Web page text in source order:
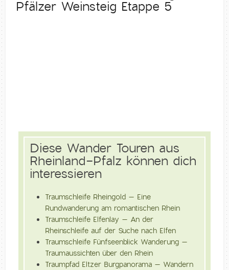
Pfälzer Weinsteig Etappe 5
Diese Wander Touren aus
Rheinland-Pfalz können dich
interessieren
Traumschleife Rheingold – Eine
Rundwanderung am romantischen Rhein
Traumschleife Elfenlay – An der
Rheinschleife auf der Suche nach Elfen
Traumschleife Fünfseenblick Wanderung –
Traumaussichten über den Rhein
Traumpfad Eltzer Burgpanorama – Wandern